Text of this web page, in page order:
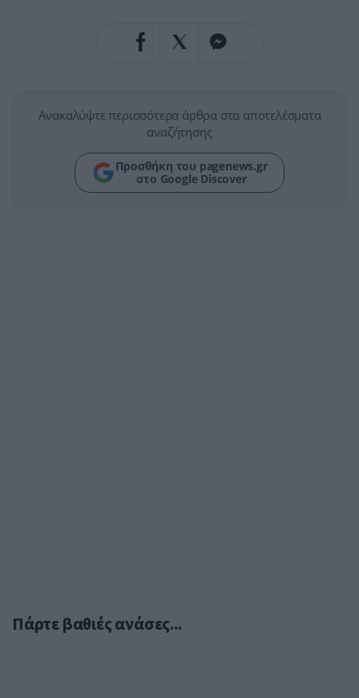
Ανακαλύψτε περισσότερα άρθρα στα αποτελέσματα
αναζήτησης
Προσθήκη του pagenews.gr
στο Google Discover
Πάρτε βαθιές ανάσες...